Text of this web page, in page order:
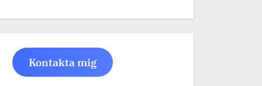
Kontakta mig